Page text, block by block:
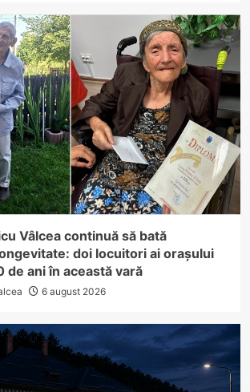
Vâlcea continuă să bată
doi locuitori ai orașului
de ani în această vară
6 august 2026